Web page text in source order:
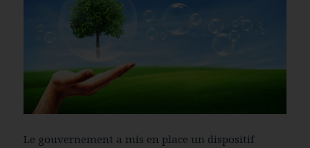
Le gouvernement a mis en place un dispositif